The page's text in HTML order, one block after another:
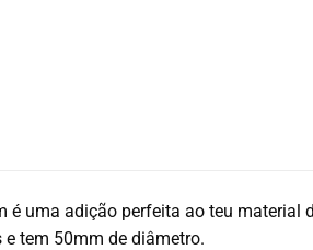
é uma adição perfeita ao teu material
tem 50mm de diâmetro.